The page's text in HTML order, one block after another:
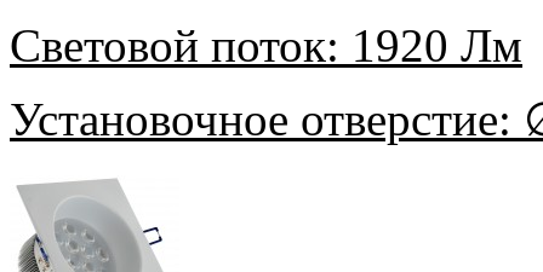
Световой поток: 1920 Лм
Установочное отверстие: